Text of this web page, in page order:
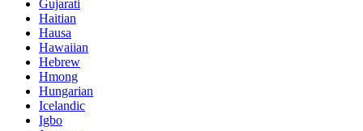
Gujarati
Haitian
Hausa
Hawaiian
Hebrew
Hmong
Hungarian
Icelandic
Igbo